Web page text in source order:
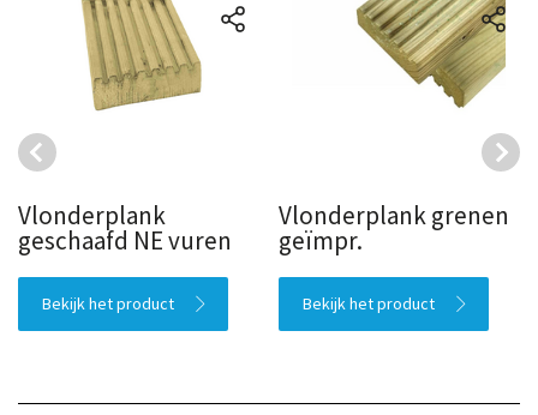
Vlonderplank
geschaafd NE vuren
Bekijk het product
Vlonderplank grenen
geïmpr.
Bekijk het product